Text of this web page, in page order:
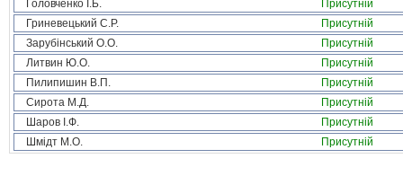
Головченко І.Б.
Присутній
Гриневецький С.Р.
Присутній
Зарубінський О.О.
Присутній
Литвин Ю.О.
Присутній
Пилипишин В.П.
Присутній
Сирота М.Д.
Присутній
Шаров І.Ф.
Присутній
Шмідт М.О.
Присутній